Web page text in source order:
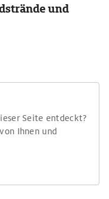
und
Seite entdeckt?
Ihnen und